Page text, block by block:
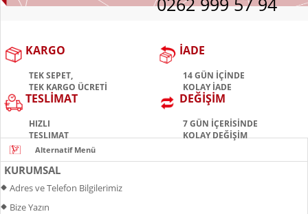
KARGO
TEK SEPET,
TEK KARGO ÜCRETİ
İADE
14 GÜN İÇİNDE
KOLAY İADE
TESLİMAT
HIZLI
TESLIMAT
DEĞİŞİM
7 GÜN İÇERİSİNDE
KOLAY DEĞİŞİM
KURUMSAL
Adres ve Telefon Bilgilerimiz
Bize Yazın